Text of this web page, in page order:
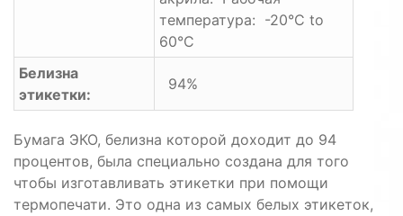
температура: -20°C to
60°C
Белизна
этикетки:
94%
Бумага ЭКО, белизна которой доходит до 94
процентов, была специально создана для того
чтобы изготавливать этикетки при помощи
термопечати. Это одна из самых белых этикеток,